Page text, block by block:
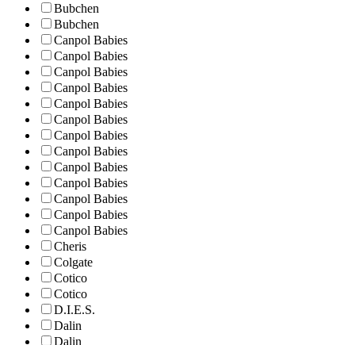
Bubchen
Bubchen
Canpol Babies
Canpol Babies
Canpol Babies
Canpol Babies
Canpol Babies
Canpol Babies
Canpol Babies
Canpol Babies
Canpol Babies
Canpol Babies
Canpol Babies
Canpol Babies
Canpol Babies
Cheris
Colgate
Cotico
Cotico
D.I.E.S.
Dalin
Dalin